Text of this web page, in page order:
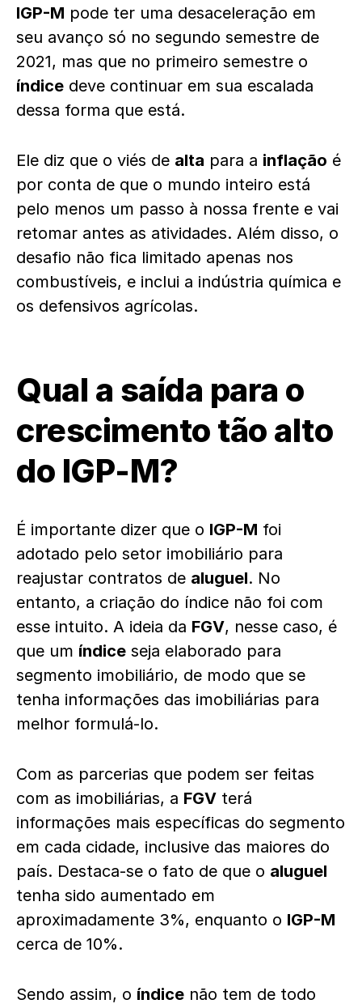
IGP-M pode ter uma desaceleração em
seu avanço só no segundo semestre de
2021, mas que no primeiro semestre o
índice deve continuar em sua escalada
dessa forma que está.
Ele diz que o viés de alta para a inflação é
por conta de que o mundo inteiro está
pelo menos um passo à nossa frente e vai
retomar antes as atividades. Além disso, o
desafio não fica limitado apenas nos
combustíveis, e inclui a indústria química e
os defensivos agrícolas.
Qual a saída para o
crescimento tão alto
do IGP-M?
É importante dizer que o IGP-M foi
adotado pelo setor imobiliário para
reajustar contratos de aluguel. No
entanto, a criação do índice não foi com
esse intuito. A ideia da FGV, nesse caso, é
que um índice seja elaborado para
segmento imobiliário, de modo que se
tenha informações das imobiliárias para
melhor formulá-lo.
Com as parcerias que podem ser feitas
com as imobiliárias, a FGV terá
informações mais específicas do segmento
em cada cidade, inclusive das maiores do
país. Destaca-se o fato de que o aluguel
tenha sido aumentado em
aproximadamente 3%, enquanto o IGP-M
cerca de 10%.
Sendo assim, o índice não tem de todo